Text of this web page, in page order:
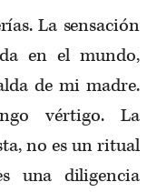
La sensación
en el mundo,
de mi madre.
vértigo. La
no es un ritual
una diligencia